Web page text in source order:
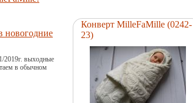
новогодние
2019г. выходные
в обычном
Конверт MilleFaMille (0242-
23)